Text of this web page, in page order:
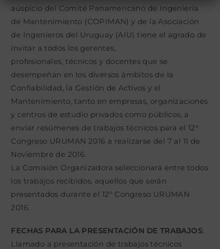
auspicio del Comité Panamericano de Ingeniería
de Mantenimiento (COPIMAN) y de la Asociación
de Ingenieros del Uruguay (AIU) tiene el agrado de
invitar a todos los gerentes,
profesionales, técnicos y docentes que se
desempeñan en los diversos ámbitos de la
Confiabilidad, la Gestión de Activos y el
Mantenimiento, tanto en empresas, organizaciones
y centros de estudio privados como públicos, a
enviar resúmenes de trabajos técnicos para el 12°
Congreso URUMAN 2016 a realizarse del 7 al 11 de
Noviembre de 2016.
La Comisión Organizadora seleccionará entre todos
los trabajos recibidos, aquellos que serán
presentados durante el 12° Congreso URUMAN
2016.
FECHAS PARA LA PRESENTACIÓN DE TRABAJOS:
Llamado a presentación de trabajos técnicos